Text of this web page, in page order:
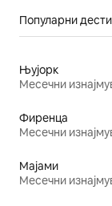
Популарни
Њујорк
Месечни
Фиренца
Месечни
Мајами
Месечни